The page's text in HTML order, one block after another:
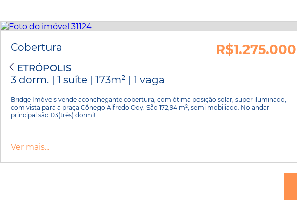
Cobertura R$1.275.000
PETRÓPOLIS
3 dorm. | 1 suíte | 173m² | 1 vaga
Bridge Imóveis vende aconchegante cobertura, com ótima posição solar, super iluminado,
com vista para a praça Cônego Alfredo Ody. São 172,94 m², semi mobiliado. No andar
principal são 03(três) dormit...
Ver mais...